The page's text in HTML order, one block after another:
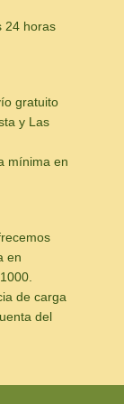
24 horas
gratuito
y Las
mínima en
en
de carga
del